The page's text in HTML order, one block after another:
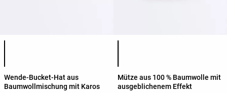
Wende-Bucket-Hat aus
Baumwollmischung mit Karos
Mütze aus 100 % Baumwolle mit
ausgeblichenem Effekt